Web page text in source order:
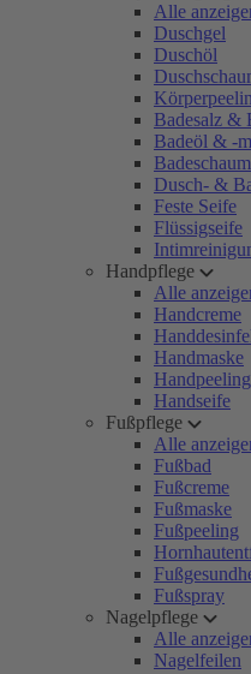
Alle
Duschgel
Duschöl
Badesalz &
Badeöl & -
Badeschaum
Dusch- &
Feste Seife
Flüssigseife
Handpflege
Alle
Handcreme
Handmaske
Handpeeling
Handseife
Fußpflege
Alle
Fußbad
Fußcreme
Fußmaske
Fußpeeling
Fußspray
Nagelpflege
Alle
Nagelfeilen